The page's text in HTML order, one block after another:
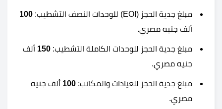
مبلغ جدية الحجز (EOI) للوحدات النصف التشطيب:
100
ألف جنيه مصري.
مبلغ جدية الحجز للوحدات الكاملة التشطيب: 150 ألف
جنيه مصري.
مبلغ جدية الحجز للعيادات والمكاتب: 100 ألف جنيه
مصري.